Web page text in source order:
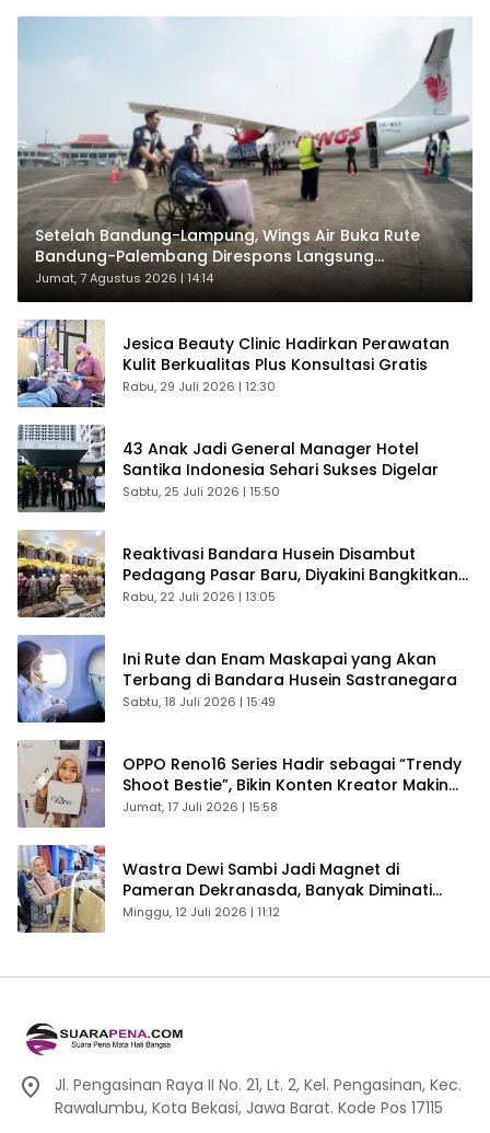
Setelah Bandung-Lampung, Wings Air Buka Rute
Bandung-Palembang Direspons Langsung
Penumpang
Jumat, 7 Agustus 2026 | 14:14
Jesica Beauty Clinic Hadirkan Perawatan
Kulit Berkualitas Plus Konsultasi Gratis
Rabu, 29 Juli 2026 | 12:30
43 Anak Jadi General Manager Hotel
Santika Indonesia Sehari Sukses Digelar
Sabtu, 25 Juli 2026 | 15:50
Reaktivasi Bandara Husein Disambut
Pedagang Pasar Baru, Diyakini Bangkitkan
Kembali Ekonomi Bandung
Rabu, 22 Juli 2026 | 13:05
Ini Rute dan Enam Maskapai yang Akan
Terbang di Bandara Husein Sastranegara
Sabtu, 18 Juli 2026 | 15:49
OPPO Reno16 Series Hadir sebagai “Trendy
Shoot Bestie”, Bikin Konten Kreator Makin
Betah
Jumat, 17 Juli 2026 | 15:58
Wastra Dewi Sambi Jadi Magnet di
Pameran Dekranasda, Banyak Diminati
Pengunjung
Minggu, 12 Juli 2026 | 11:12
Jl. Pengasinan Raya II No. 21, Lt. 2, Kel. Pengasinan, Kec.
Rawalumbu, Kota Bekasi, Jawa Barat. Kode Pos 17115